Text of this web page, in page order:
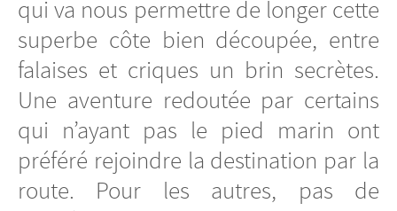
qui va nous permettre de longer cette
superbe côte bien découpée, entre
falaises et criques un brin secrètes.
Une aventure redoutée par certains
qui n’ayant pas le pied marin ont
préféré rejoindre la destination par la
route. Pour les autres, pas de